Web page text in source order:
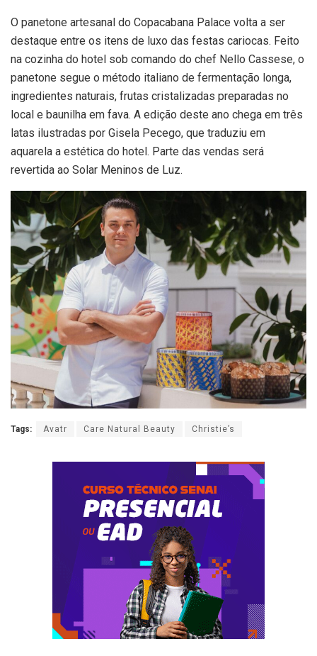
O panetone artesanal do Copacabana Palace volta a ser
destaque entre os itens de luxo das festas cariocas. Feito
na cozinha do hotel sob comando do chef Nello Cassese, o
panetone segue o método italiano de fermentação longa,
ingredientes naturais, frutas cristalizadas preparadas no
local e baunilha em fava. A edição deste ano chega em três
latas ilustradas por Gisela Pecego, que traduziu em
aquarela a estética do hotel. Parte das vendas será
revertida ao Solar Meninos de Luz.
Tags: Avatr Care Natural Beauty Christie’s